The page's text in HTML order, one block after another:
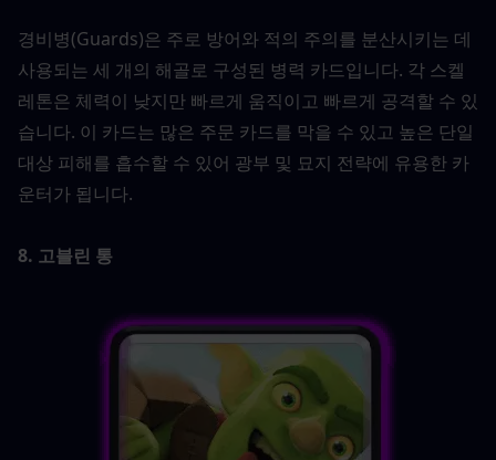
경비병(Guards)은 주로 방어와 적의 주의를 분산시키는 데
사용되는 세 개의 해골로 구성된 병력 카드입니다. 각 스켈
레톤은 체력이 낮지만 빠르게 움직이고 빠르게 공격할 수 있
습니다. 이 카드는 많은 주문 카드를 막을 수 있고 높은 단일
대상 피해를 흡수할 수 있어 광부 및 묘지 전략에 유용한 카
운터가 됩니다.
8. 고블린 통